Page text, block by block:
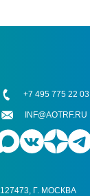
127473, Г. МОСКВА
+7 495 775 22 03
INF@AOTRF.RU